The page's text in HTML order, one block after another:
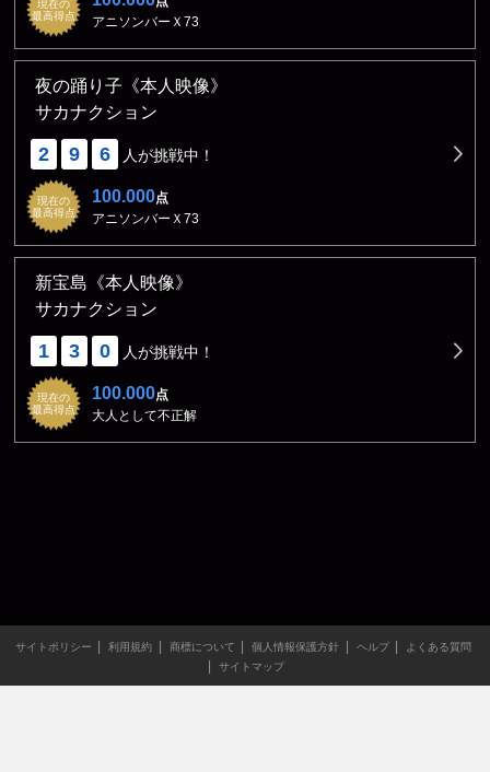
現在の
最高得点
アニソンバーＸ73
夜の踊り子《本人映像》
サカナクション
2 9 6 人が挑戦中！
現在の
最高得点
100.000点
アニソンバーＸ73
新宝島《本人映像》
サカナクション
1 3 0 人が挑戦中！
現在の
最高得点
100.000点
大人として不正解
サイトポリシー 利用規約 商標について 個人情報保護方針 ヘルプ
よくある質問
サイトマップ